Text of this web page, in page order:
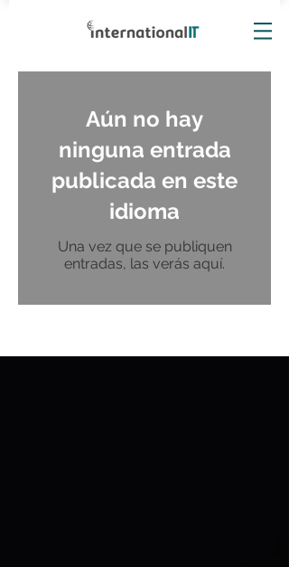
Aún no hay
ninguna entrada
publicada en este
idioma
Una vez que se publiquen
entradas, las verás aquí.